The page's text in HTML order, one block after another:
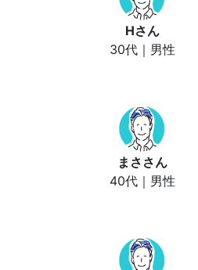
Hさん
30代｜男性
まさ さん
40代｜男性